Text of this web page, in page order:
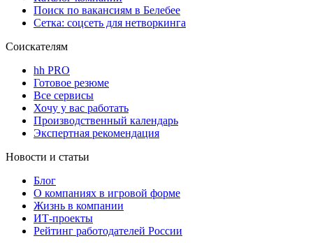
Поиск по вакансиям в Белебее
Сетка: соцсеть для нетворкинга
Соискателям
hh PRO
Готовое резюме
Все сервисы
Хочу у вас работать
Производственный календарь
Экспертная рекомендация
Новости и статьи
Блог
О компаниях в игровой форме
Жизнь в компании
ИТ-проекты
Рейтинг работодателей России